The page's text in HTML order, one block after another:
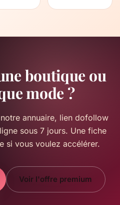
boutique ou
mode ?
annuaire, lien dofollow
sous 7 jours. Une fiche
si vous voulez accélérer.
Voir l'offre premium